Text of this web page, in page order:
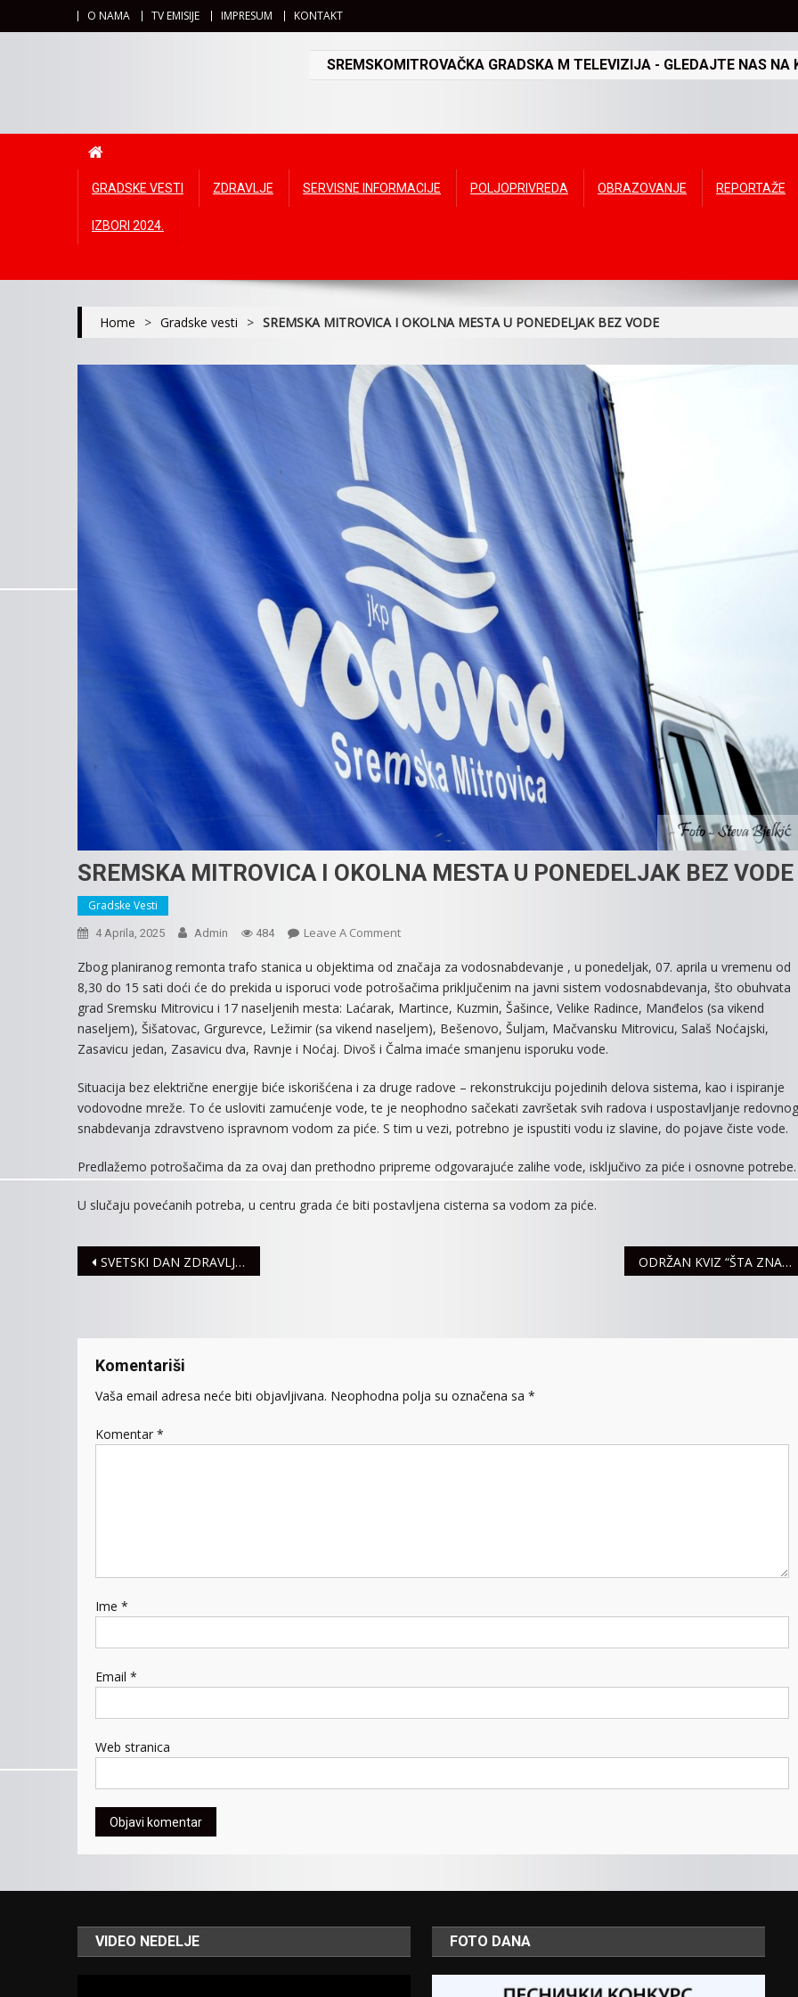
O NAMA TV EMISIJE IMPRESUM KONTAKT
SREMSKOMITROVAČKA GRADSKA M TELEVIZIJA - GLEDAJTE NAS
GRADSKE VESTI ZDRAVLJE SERVISNE INFORMACIJE POLJOPRIVREDA OBRAZOVANJE REPORTAŽE
IZBORI 2024.
Home > Gradske vesti > SREMSKA MITROVICA I OKOLNA MESTA U PONEDELJAK BEZ VODE
SREMSKA MITROVICA I OKOLNA MESTA U PONEDELJAK BEZ VODE
Gradske Vesti
4 Aprila, 2025 Admin 484 Leave A CommentOn
MITROVICA
I
OKOLNA
MESTA
U
BEZ
VODE
Zbog planiranog remonta trafo stanica u objektima od značaja za vodosnabdevanje , u ponedeljak, 07. aprila u vremenu od
8,30 do 15 sati doći će do prekida u isporuci vode potrošačima priključenim na javni sistem vodosnabdevanja, što obuhvata
grad Sremsku Mitrovicu i 17 naseljenih mesta: Laćarak, Martince, Kuzmin, Šašince, Velike Radince, Manđelos (sa vikend
naseljem), Šišatovac, Grgurevce, Ležimir (sa vikend naseljem), Bešenovo, Šuljam, Mačvansku Mitrovicu, Salaš Noćajski,
Zasavicu jedan, Zasavicu dva, Ravnje i Noćaj. Divoš i Čalma imaće smanjenu isporuku vode.
Situacija bez električne energije biće iskorišćena i za druge radove – rekonstrukciju pojedinih delova sistema, kao i ispiranje
vodovodne mreže. To će usloviti zamućenje vode, te je neophodno sačekati završetak svih radova i uspostavljanje redovnog
snabdevanja zdravstveno ispravnom vodom za piće. S tim u vezi, potrebno je ispustiti vodu iz slavine, do pojave čiste vode.
Predlažemo potrošačima da za ovaj dan prethodno pripreme odgovarajuće zalihe vode, isključivo za piće i osnovne potrebe.
U slučaju povećanih potreba, u centru grada će biti postavljena cisterna sa vodom za piće.
Navigacija
SVETSKI DAN ZDRAVLJA OBELEŽIĆE SE U PONEDELJAK ODRŽAN KVIZ “ŠTA ZNAŠ O BRANKU RADIČEVIĆU”
Komentariši
Vaša email adresa neće biti objavljivana. Neophodna polja su označena sa *
Komentar *
Ime *
Email *
Web stranica
VIDEO NEDELJE FOTO DANA